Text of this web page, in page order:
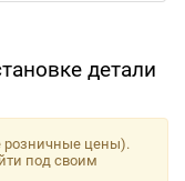
детали
розничные цены).
под своим